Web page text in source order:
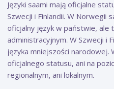
Języki saami mają oficjalne
Szwecji i Finlandii. W Norwegii
oficjalny język w państwie, ale
administracyjnym. W Szwecji i
języka mniejszości narodowej.
oficjalnego statusu, ani na
regionalnym, ani lokalnym.